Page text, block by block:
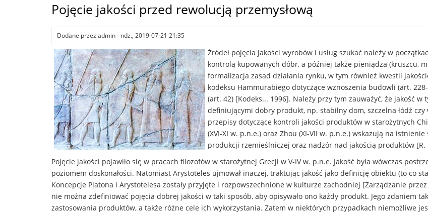
Pojęcie jakości przed rewolucją przemysłową
Dodane przez admin- ndz., 2019-07-21 21:35
Źródeł pojęcia jakości wyrobów i usług szukać należy w
kontrolą kupowanych dóbr, a później także pieniądza (kruszcu,
formalizacja zasad działania rynku, w tym również kwestii
kodeksu Hammurabiego dotyczące wznoszenia budowli (art.
(art. 42) [Kodeks... 1996]. Należy przy tym zauważyć, że jakość
definiującymi dobry produkt, np. stabilny dom, szczelna łódź
przepisy dotyczące kontroli jakości produktów w starożytnych
(XVI-XI w. p.n.e.) oraz Zhou (XI-VII w. p.n.e.) wskazują na
produkcji rzemieślniczej oraz nadzór nad jakością produktów [R.
Pojęcie jakości pojawiło się w pracach filozofów w starożytnej Grecji w V-IV w. p.n.e. Jakość była wówczas
poziomem doskonałości. Natomiast Arystoteles ujmował inaczej, traktując jakość jako definicję obiektu (to co
Koncepcje Platona i Arystotelesa zostały przyjęte i rozpowszechnione w kulturze zachodniej [Zarządzanie
nie można zdefiniować pojęcia dobrej jakości w taki sposób, aby opisywało ono każdy produkt. Jego zdaniem
zastosowania produktów, a także różne cele ich wykorzystania. Zatem w niektórych przypadkach niemożliwe